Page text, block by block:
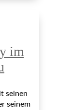
im
seinen
seinem